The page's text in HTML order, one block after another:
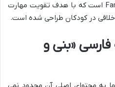
آموزشی معتبر Family and Friends است که با هدف تقویت مهارت
در کودکان طراحی شده است.
فارسی «بنی و